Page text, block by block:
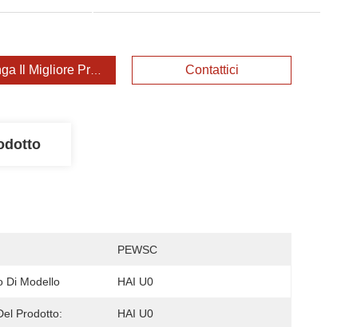
Il Migliore Prezzo Contattici
PEWSC
Di Modello HAI U0
Prodotto: HAI U0